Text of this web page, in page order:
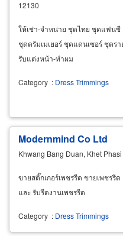
12130
ให้เช่า-จำหน่าย ชุดไทย ชุดแฟนซี
ชุดดรัมเมเยอร์ ชุดแดนเซอร์ ชุดร
รับแต่งหน้า-ทำผม
Category : Dress Trimmings
Modernmind Co Ltd
Khwang Bang Duan, Khet
ขายสติ๊กเกอร์เพชรรีด ขายเพชรรี
และ รับรีดงานเพชรรีด
Category : Dress Trimmings